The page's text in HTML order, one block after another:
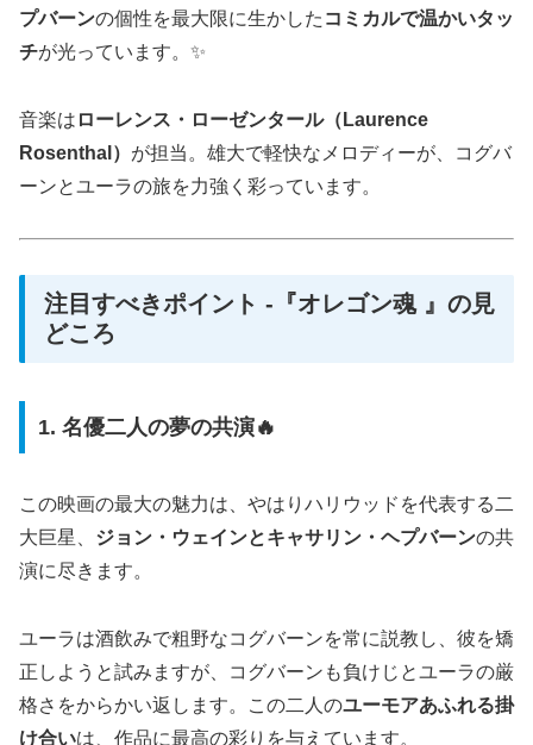
プバーンの個性を最大限に生かした コミカルで温かいタッ
チが光っています。✨
音楽は ローレンス・ローゼンタール（Laurence
Rosenthal） が担当。雄大で軽快なメロディーが、コグバ
ーンとユーラの旅を力強く彩っています。
注目すべきポイント -『オレゴン魂 』の見
どころ
1. 名優二人の夢の共演🔥
この映画の最大の魅力は、やはりハリウッドを代表する二
大巨星、 ジョン・ウェインとキャサリン・ヘプバーンの共
演に尽きます。
ユーラは酒飲みで粗野なコグバーンを常に説教し、彼を矯
正しようと試みますが、コグバーンも負けじとユーラの厳
格さをからかい返します。この二人のユーモアあふれる掛
け合いは、作品に最高の彩りを与えています。